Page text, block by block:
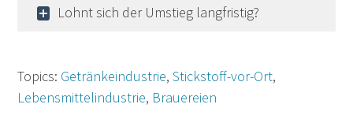
Lohnt sich der Umstieg langfristig?
Topics: Getränkeindustrie, Stickstoff-vor-Ort,
Lebensmittelindustrie, Brauereien